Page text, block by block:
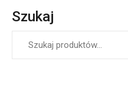
Szukaj